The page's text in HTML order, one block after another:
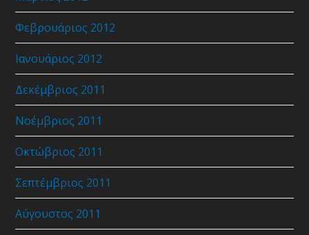
Φεβρουάριος 2012
Ιανουάριος 2012
Δεκέμβριος 2011
Νοέμβριος 2011
Οκτώβριος 2011
Σεπτέμβριος 2011
Αύγουστος 2011